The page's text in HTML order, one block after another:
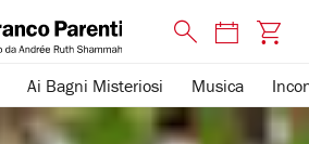
Ai Bagni Misteriosi Musica